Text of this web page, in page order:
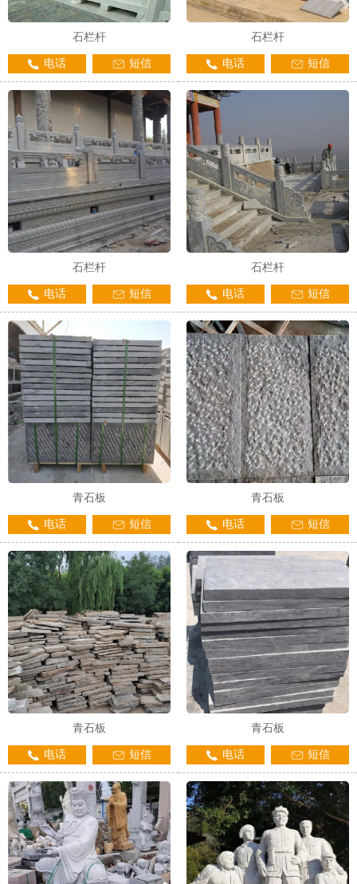
石栏杆
电话 短信
石栏杆
电话 短信
石栏杆
电话 短信
石栏杆
电话 短信
青石板
电话 短信
青石板
电话 短信
青石板
电话 短信
青石板
电话 短信